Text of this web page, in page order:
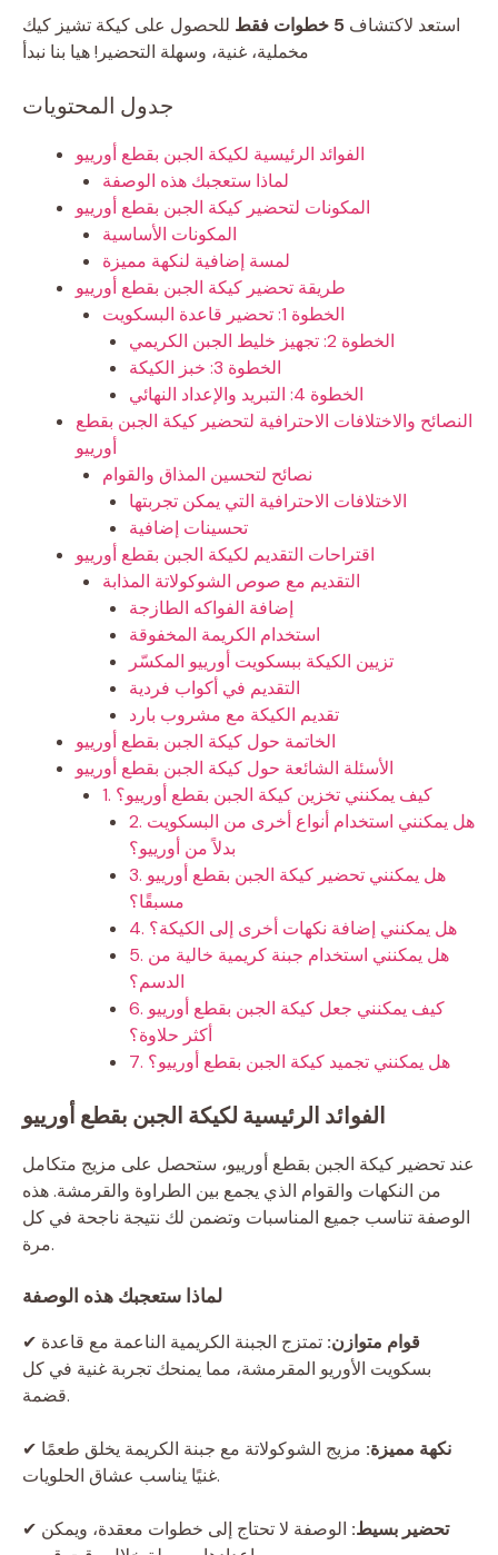
استعد لاكتشاف 5 خطوات فقط
للحصول على كيكة تشيز كيك
مخملية، غنية، وسهلة التحضير! هيا بنا نبدأ
جدول المحتويات
الفوائد الرئيسية لكيكة الجبن بقطع أورييو
لماذا ستعجبك هذه الوصفة
المكونات لتحضير كيكة الجبن بقطع أورييو
المكونات الأساسية
لمسة إضافية لنكهة مميزة
طريقة تحضير كيكة الجبن بقطع أورييو
الخطوة 1: تحضير قاعدة البسكويت
الخطوة 2: تجهيز خليط الجبن الكريمي
الخطوة 3: خبز الكيكة
الخطوة 4: التبريد والإعداد النهائي
النصائح والاختلافات الاحترافية لتحضير كيكة الجبن بقطع
أورييو
نصائح لتحسين المذاق والقوام
الاختلافات الاحترافية التي يمكن تجربتها
تحسينات إضافية
اقتراحات التقديم لكيكة الجبن بقطع أورييو
التقديم مع صوص الشوكولاتة المذابة
إضافة الفواكه الطازجة
استخدام الكريمة المخفوقة
تزيين الكيكة ببسكويت أورييو المكسّر
التقديم في أكواب فردية
تقديم الكيكة مع مشروب بارد
الخاتمة حول كيكة الجبن بقطع أورييو
الأسئلة الشائعة حول كيكة الجبن بقطع أورييو
1. كيف يمكنني تخزين كيكة الجبن بقطع أورييو؟
2. هل يمكنني استخدام أنواع أخرى من البسكويت
بدلاً من أورييو؟
3. هل يمكنني تحضير كيكة الجبن بقطع أورييو
مسبقًا؟
4. هل يمكنني إضافة نكهات أخرى إلى الكيكة؟
5. هل يمكنني استخدام جبنة كريمية خالية من
الدسم؟
6. كيف يمكنني جعل كيكة الجبن بقطع أورييو
أكثر حلاوة؟
7. هل يمكنني تجميد كيكة الجبن بقطع أورييو؟
الفوائد الرئيسية لكيكة الجبن بقطع أورييو
عند تحضير كيكة الجبن بقطع أورييو، ستحصل على مزيج متكامل
من النكهات والقوام الذي يجمع بين الطراوة والقرمشة. هذه
الوصفة تناسب جميع المناسبات وتضمن لك نتيجة ناجحة في كل
مرة.
لماذا ستعجبك هذه الوصفة
✔ قوام متوازن: تمتزج الجبنة الكريمية الناعمة مع قاعدة
بسكويت الأوريو المقرمشة، مما يمنحك تجربة غنية في كل
قضمة.
✔ نكهة مميزة: مزيج الشوكولاتة مع جبنة الكريمة يخلق طعمًا
غنيًا يناسب عشاق الحلويات.
✔ تحضير بسيط: الوصفة لا تحتاج إلى خطوات معقدة، ويمكن